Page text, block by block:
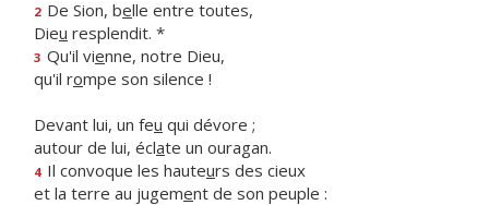
2 De Sion, belle entre toutes,
Dieu resplendit. *
3 Qu'il vienne, notre Dieu,
qu'il rompe son silence !
Devant lui, un feu qui dévore ;
autour de lui, éclate un ouragan.
4 Il convoque les hauteurs des cieux
et la terre au jugement de son peuple :